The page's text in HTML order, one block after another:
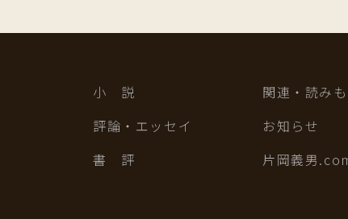
小 説
評論・エッセイ
書 評
関連・読み
お知らせ
片岡義男